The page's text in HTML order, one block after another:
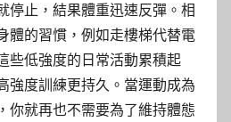
停止，結果體重迅速反彈。相
體的習慣，例如走樓梯代替電
些低強度的日常活動累積起
強度訓練更持久。當運動成為
你就再也不需要為了維持體態